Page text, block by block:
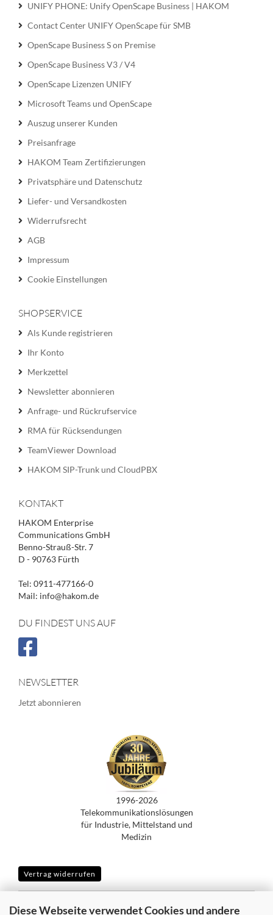
Diese Webseite verwendet Cookies und andere
UNIFY PHONE: Unify OpenScape Business | HAKOM
Contact Center UNIFY OpenScape für SMB
OpenScape Business S on Premise
OpenScape Business V3 / V4
OpenScape Lizenzen UNIFY
Microsoft Teams und OpenScape
Auszug unserer Kunden
Preisanfrage
HAKOM Team Zertifizierungen
Privatsphäre und Datenschutz
Liefer- und Versandkosten
Widerrufsrecht
AGB
Impressum
Cookie Einstellungen
SHOPSERVICE
Als Kunde registrieren
Ihr Konto
Merkzettel
Newsletter abonnieren
Anfrage- und Rückrufservice
RMA für Rücksendungen
TeamViewer Download
HAKOM SIP-Trunk und CloudPBX
KONTAKT
HAKOM Enterprise
Communications GmbH
Benno-Strauß-Str. 7
D - 90763 Fürth
Tel: 0911-477166-0
Mail: info@hakom.de
DU FINDEST UNS AUF
NEWSLETTER
Jetzt abonnieren
1996-2026
Telekommunikationslösungen
für Industrie, Mittelstand und
Medizin
Vertrag widerrufen